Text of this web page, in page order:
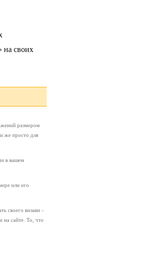
на своих
размером
же просто для
в вашем
или его
своего визави -
на сайте. То, что